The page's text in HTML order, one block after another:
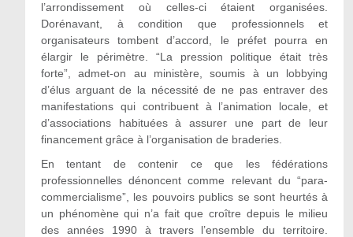
l’arrondissement où celles-ci étaient organisées.
Dorénavant, à condition que professionnels et
organisateurs tombent d’accord, le préfet pourra en
élargir le périmètre. “La pression politique était très
forte”, admet-on au ministère, soumis à un lobbying
d’élus arguant de la nécessité de ne pas entraver des
manifestations qui contribuent à l’animation locale, et
d’associations habituées à assurer une part de leur
financement grâce à l’organisation de braderies.
En tentant de contenir ce que les fédérations
professionnelles dénoncent comme relevant du “para-
commercialisme”, les pouvoirs publics se sont heurtés à
un phénomène qui n’a fait que croître depuis le milieu
des années 1990 à travers l’ensemble du territoire.